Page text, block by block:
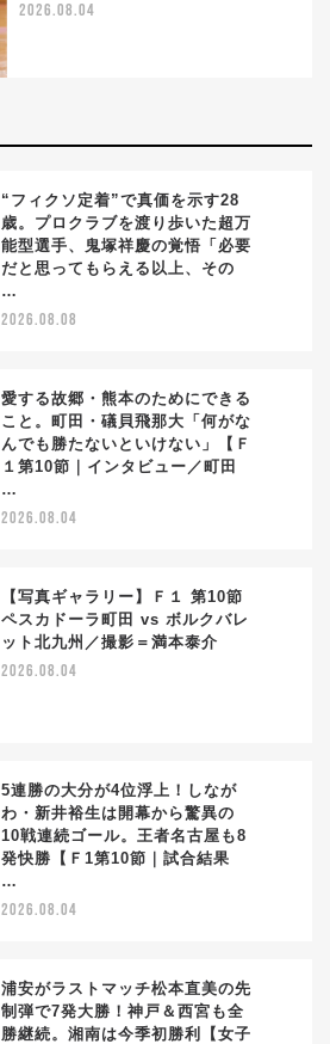
2026.08.04
“フィクソ定着”で真価を示す28
歳。プロクラブを渡り歩いた超万
能型選手、鬼塚祥慶の覚悟「必要
だと思ってもらえる以上、その
…
2026.08.08
愛する故郷・熊本のためにできる
こと。町田・礒貝飛那大「何がな
んでも勝たないといけない」【Ｆ
１第10節｜インタビュー／町田
…
2026.08.04
【写真ギャラリー】Ｆ１ 第10節
ペスカドーラ町田 vs ボルクバレ
ット北九州／撮影＝満本泰介
2026.08.04
5連勝の大分が4位浮上！しなが
わ・新井裕生は開幕から驚異の
10戦連続ゴール。王者名古屋も8
発快勝【Ｆ1第10節｜試合結果
…
2026.08.04
浦安がラストマッチ松本直美の先
制弾で7発大勝！神戸＆西宮も全
勝継続。湘南は今季初勝利【女子